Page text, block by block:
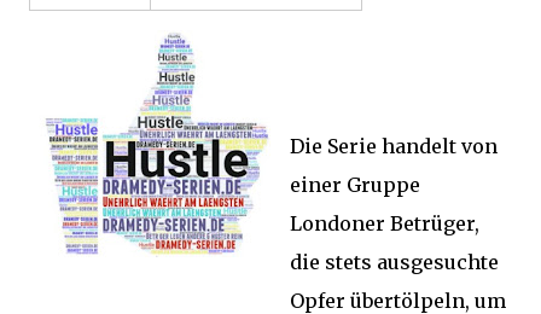
Die Serie handelt von
einer Gruppe
Londoner Betrüger,
die stets ausgesuchte
Opfer übertölpeln, um